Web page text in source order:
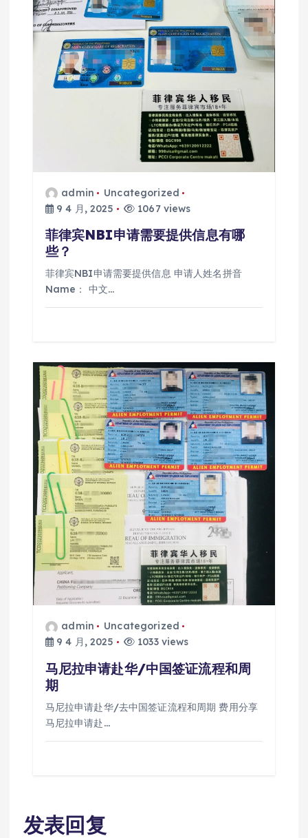
admin
Uncategorized
9 4 月, 2025
1067 views
菲律宾NBI申请需要提供信息有哪
些？
菲律宾NBI申请需要提供信息 申请人姓名拼音
Name： 中文…
admin
Uncategorized
9 4 月, 2025
1033 views
马尼拉申请赴华/中国签证流程和周
期
马尼拉申请赴华/去中国签证流程和周期 费用分享
马尼拉申请赴…
发表回复